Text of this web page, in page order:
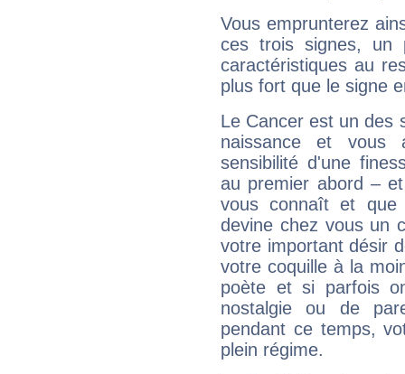
Vous emprunterez
ces trois signes, un
caractéristiques au
plus fort que le signe
Le Cancer est un des
naissance et vous
sensibilité d'une
au premier abord –
vous connaît et
devine chez vous un
votre important désir
votre coquille à la
poète et si parfois
nostalgie ou de
pendant ce temps,
plein régime.